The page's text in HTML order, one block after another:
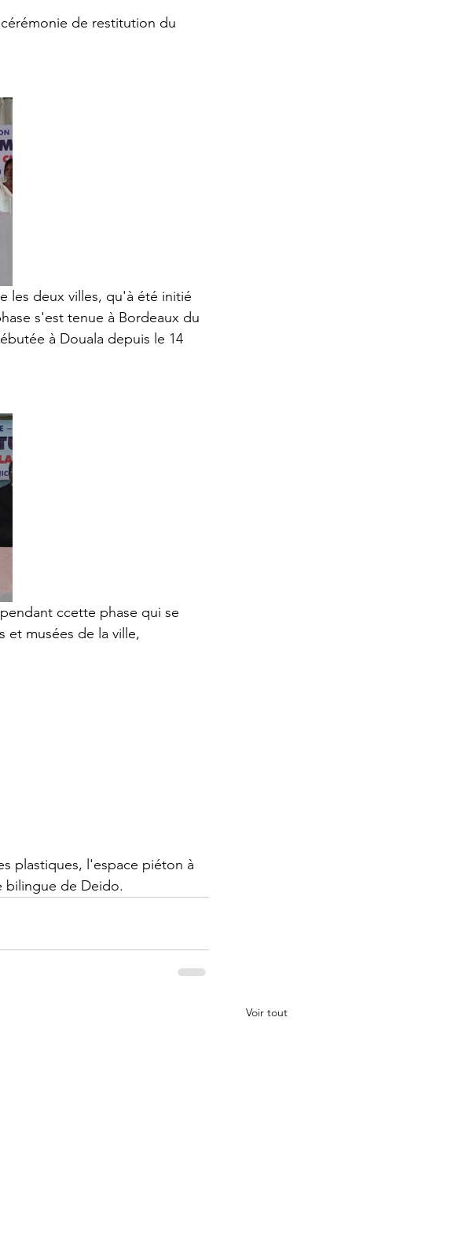
de restitution du
s'est tenue à Bordeaux du
à Douala depuis le 14
ccette phase qui se
et musées de la ville,
plastiques, l'espace piéton à
bilingue de Deido.
Voir tout